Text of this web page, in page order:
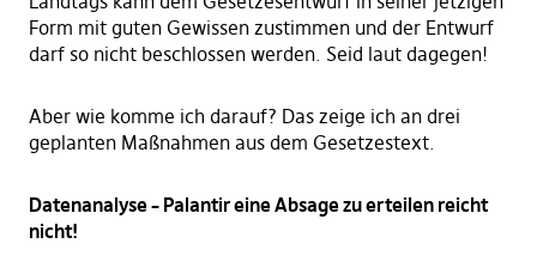
Form mit guten Gewissen zustimmen und der Entwurf
darf so nicht beschlossen werden. Seid laut dagegen!
Aber wie komme ich darauf? Das zeige ich an drei
geplanten Maßnahmen aus dem Gesetzestext.
Datenanalyse – Palantir eine Absage zu erteilen reicht
nicht!